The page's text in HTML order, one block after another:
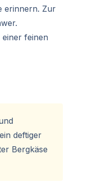
erinnern. Zur
feinen
deftiger
Bergkäse